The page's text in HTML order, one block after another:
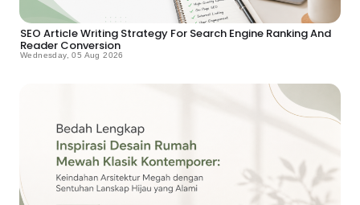
SEO Article Writing Strategy For Search Engine Ranking And
Reader Conversion
Wednesday, 05 Aug 2026